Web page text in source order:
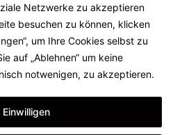
Netzwerke zu akzeptieren
besuchen zu können, klicken
um Ihre Cookies selbst zu
auf „Ablehnen“ um keine
notwenigen, zu akzeptieren.
Einwilligen